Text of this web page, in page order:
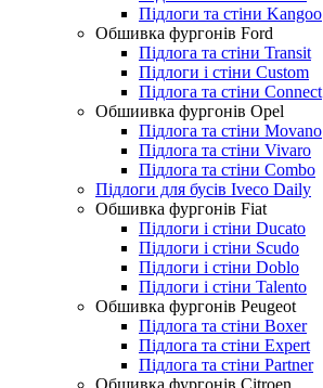
Підлоги та стіни Kangoo
Обшивка фургонів Ford
Підлога та стіни Transit
Підлоги і стіни Custom
Підлога та стіни Connect
Обшиивка фургонів Opel
Підлога та стіни Movano
Підлога та стіни Vivaro
Підлога та стіни Combo
Підлоги для бусів Iveco Daily
Обшивка фургонів Fiat
Підлоги і стіни Ducato
Підлоги і стіни Scudo
Підлоги і стіни Doblo
Підлоги і стіни Talento
Обшивка фургонів Peugeot
Підлога та стіни Boxer
Підлога та стіни Expert
Підлога та стіни Partner